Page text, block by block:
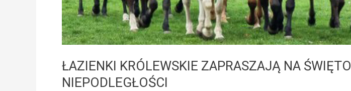
ŁAZIENKI KRÓLEWSKIE ZAPRASZAJĄ NA ŚWIĘTO
NIEPODLEGŁOŚCI